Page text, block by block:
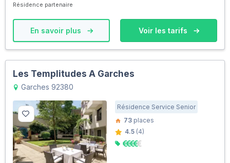
Résidence partenaire
En savoir plus Voir les tarifs
Les Templitudes A Garches
Garches 92380
Résidence Service Senior
73 places
4.5 (4)